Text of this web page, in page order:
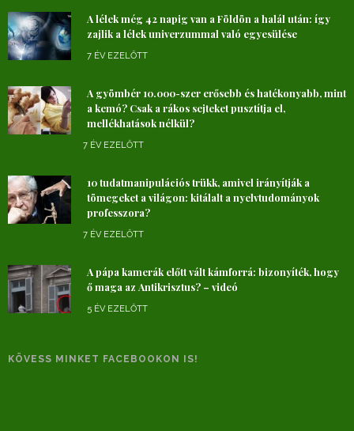
A lélek még 42 napig van a Földön a halál után: így
zajlik a lélek univerzummal való egyesülése
7 ÉV EZELŐTT
A gyömbér 10.000-szer erősebb és hatékonyabb, mint
a kemó? Csak a rákos sejteket pusztítja el,
mellékhatások nélkül?
7 ÉV EZELŐTT
10 tudatmanipulációs trükk, amivel irányítják a
tömegeket a világon: kitálalt a nyelvtudományok
professzora?
7 ÉV EZELŐTT
A pápa kamerák előtt vált kámforrá: bizonyíték, hogy
ő maga az Antikrisztus? – videó
5 ÉV EZELŐTT
KÖVESS MINKET FACEBOOKON IS!